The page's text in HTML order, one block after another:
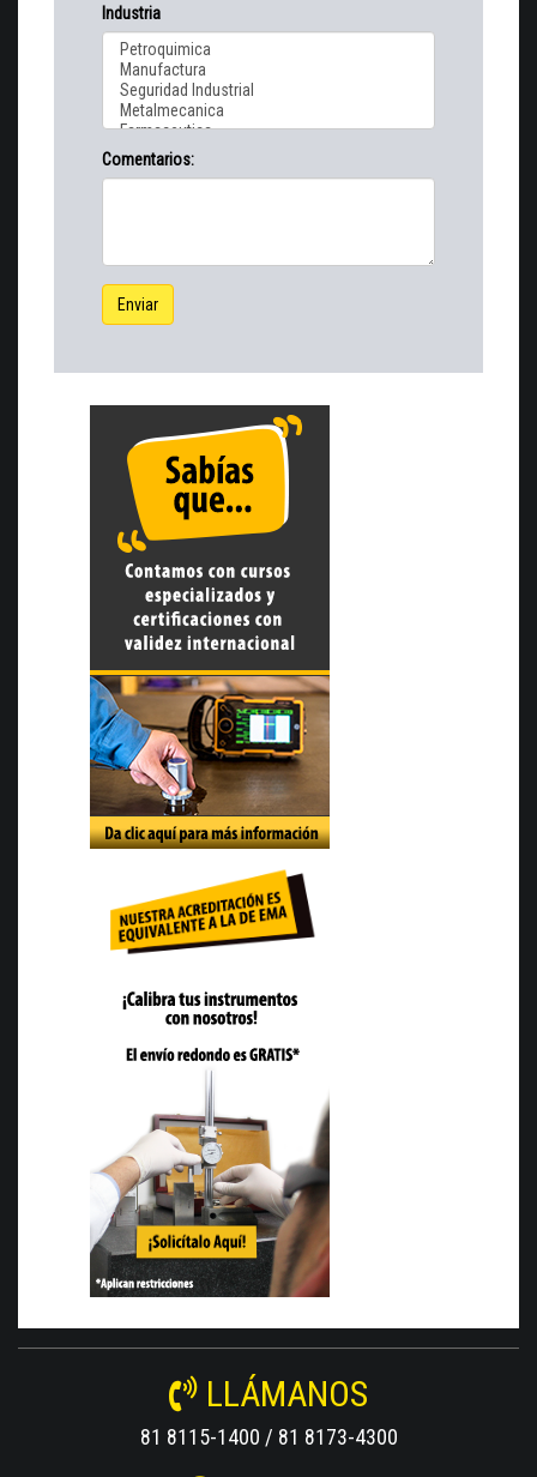
Industria
Comentarios:
Enviar
LLÁMANOS
81 8115-1400 / 81 8173-4300